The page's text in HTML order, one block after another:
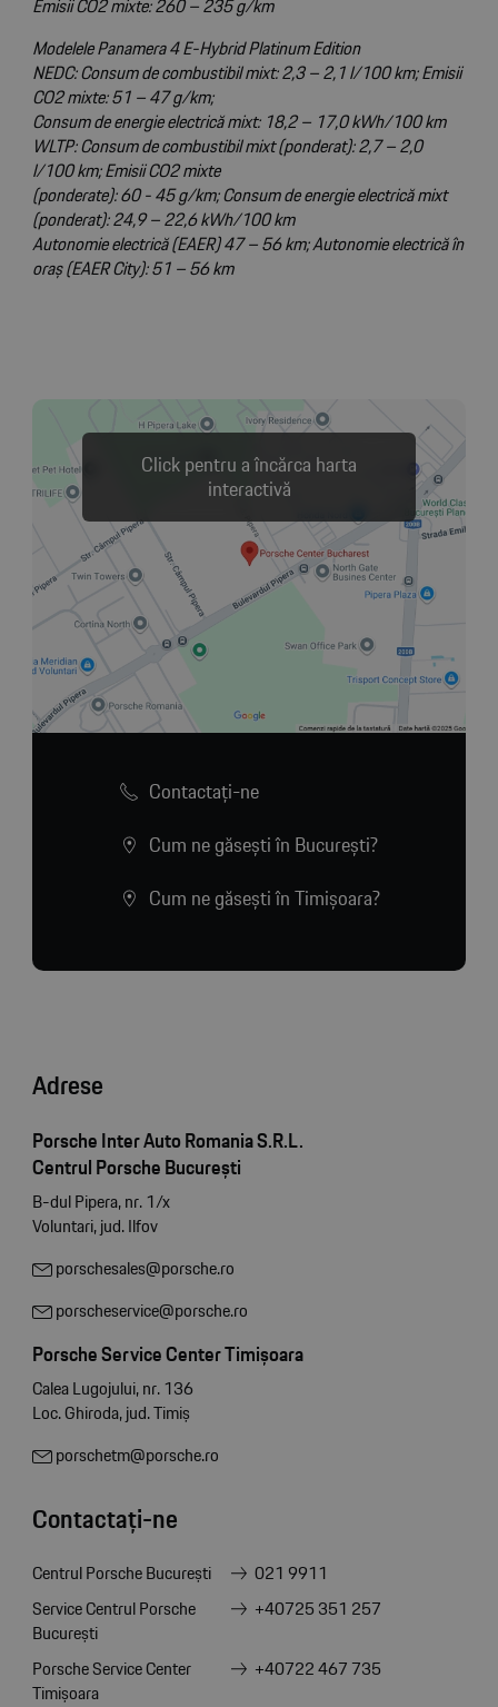
Emisii CO2 mixte: 260 – 235 g/km
Modelele Panamera 4 E-Hybrid Platinum Edition
NEDC: Consum de combustibil mixt: 2,3 – 2,1 l/100 km; Emisii
CO2 mixte: 51 – 47 g/km;
Consum de energie electrică mixt: 18,2 – 17,0 kWh/100 km
WLTP: Consum de combustibil mixt (ponderat): 2,7 – 2,0
l/100 km; Emisii CO2 mixte
(ponderate): 60 - 45 g/km; Consum de energie electrică mixt
(ponderat): 24,9 – 22,6 kWh/100 km
Autonomie electrică (EAER) 47 – 56 km; Autonomie electrică în
oraș (EAER City): 51 – 56 km
Click pentru a încărca harta
interactivă
Contactaţi-ne
Cum ne găsești în București?
Cum ne găsești în Timișoara?
Adrese
Porsche Inter Auto Romania S.R.L.
Centrul Porsche București
B-dul Pipera, nr. 1/x
Voluntari, jud. Ilfov
porschesales@porsche.ro
porscheservice@porsche.ro
Porsche Service Center Timișoara
Calea Lugojului, nr. 136
Loc. Ghiroda, jud. Timiș
porschetm@porsche.ro
Contactați-ne
Centrul Porsche București
021 9911
Service Centrul Porsche
București
+40725 351 257
Porsche Service Center
Timișoara
+40722 467 735